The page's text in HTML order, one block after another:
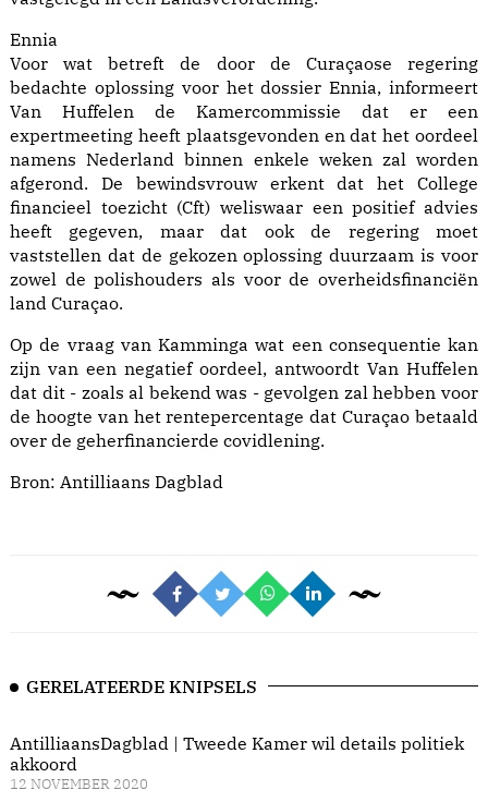
Ennia
Voor wat betreft de door de Curaçaose regering
bedachte oplossing voor het dossier Ennia, informeert
Van Huffelen de Kamercommissie dat er een
expertmeeting heeft plaatsgevonden en dat het oordeel
namens Nederland binnen enkele weken zal worden
afgerond. De bewindsvrouw erkent dat het College
financieel toezicht (Cft) weliswaar een positief advies
heeft gegeven, maar dat ook de regering moet
vaststellen dat de gekozen oplossing duurzaam is voor
zowel de polishouders als voor de overheidsfinanciën
land Curaçao.
Op de vraag van Kamminga wat een consequentie kan
zijn van een negatief oordeel, antwoordt Van Huffelen
dat dit - zoals al bekend was - gevolgen zal hebben voor
de hoogte van het rentepercentage dat Curaçao betaald
over de geherfinancierde covidlening.
Bron: Antilliaans Dagblad
GERELATEERDE KNIPSELS
AntilliaansDagblad | Tweede Kamer wil details politiek
akkoord
12 NOVEMBER 2020